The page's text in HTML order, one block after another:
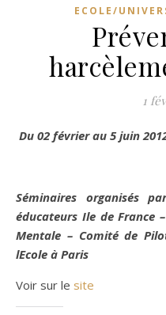
ECOLE/
1
Du 02 février au 5 juin
Séminaires organisés
éducateurs Ile de France
Mentale – Comité de
lEcole à Paris
Voir sur le site